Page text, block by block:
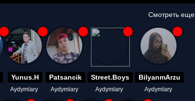
Смотреть еще
Yunus.H
Aydymlary
Patsancik
Aydymlary
Street.Boys
Aydymlary
BilyanmArzu
Aydymlary